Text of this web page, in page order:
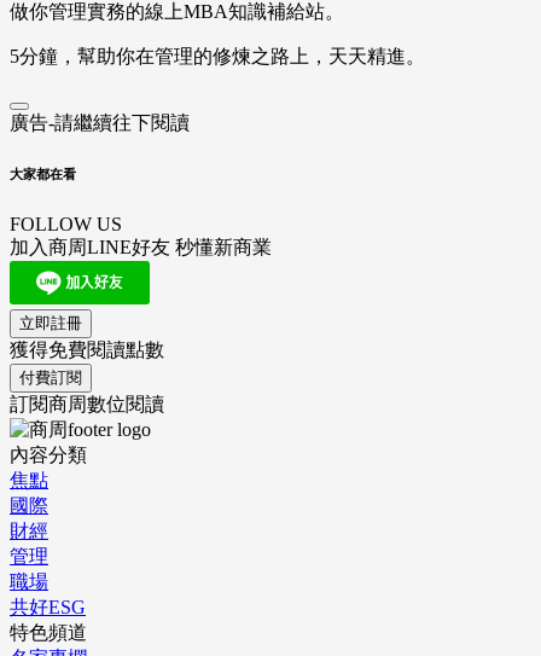
做你管理實務的線上MBA知識補給站。
5分鐘，幫助你在管理的修煉之路上，天天精進。
廣告-請繼續往下閱讀
大家都在看
FOLLOW US
加入商周LINE好友 秒懂新商業
立即註冊
獲得免費閱讀點數
付費訂閱
訂閱商周數位閱讀
內容分類
焦點
國際
財經
管理
職場
共好ESG
特色頻道